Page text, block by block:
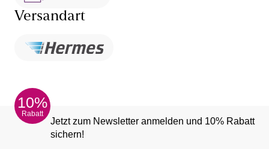
Versandart
10%
Rabatt
Jetzt zum Newsletter anmelden und 10% Rabatt
sichern!